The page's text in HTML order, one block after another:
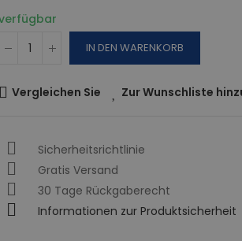
IN DEN WARENKORB
Vergleichen Sie Zur Wunschliste
Sicherheitsrichtlinie
Gratis Versand
30 Tage Rückgaberecht
Informationen zur Produktsicherheit